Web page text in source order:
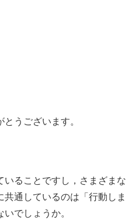
うございます。
いることですし，さまざまな
共通しているのは「行動しま
でしょうか。